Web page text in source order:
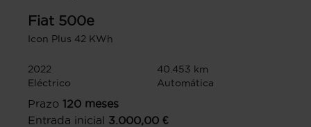
Fiat 500e
Icon Plus 42 KWh
2022
40.453 km
Eléctrico
Automática
Prazo 120 meses
Entrada inicial 3.000,00 €